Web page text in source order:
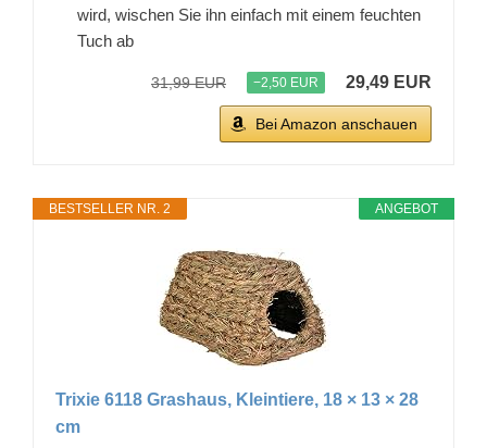
wird, wischen Sie ihn einfach mit einem feuchten
Tuch ab
31,99 EUR −2,50 EUR 29,49 EUR
Bei Amazon anschauen
ANGEBOT
BESTSELLER NR. 2
Trixie 6118 Grashaus, Kleintiere, 18 × 13 × 28
cm